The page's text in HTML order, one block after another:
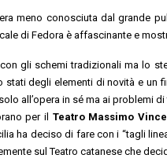
meno conosciuta dal grande
di Fedora è affascinante e
gli schemi tradizionali ma lo
stati degli elementi di novità e un
all’opera in sé ma ai problemi
per il Teatro Massimo
ha deciso di fare con i “tagli
sul Teatro catanese che